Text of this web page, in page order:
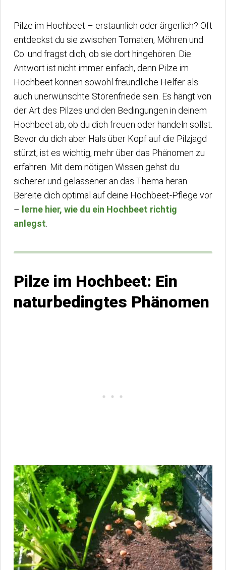
Pilze im Hochbeet – erstaunlich oder ärgerlich? Oft
entdeckst du sie zwischen Tomaten, Möhren und
Co. und fragst dich, ob sie dort hingehören. Die
Antwort ist nicht immer einfach, denn Pilze im
Hochbeet können sowohl freundliche Helfer als
auch unerwünschte Störenfriede sein. Es hängt von
der Art des Pilzes und den Bedingungen in deinem
Hochbeet ab, ob du dich freuen oder handeln sollst.
Bevor du dich aber Hals über Kopf auf die Pilzjagd
stürzt, ist es wichtig, mehr über das Phänomen zu
erfahren. Mit dem nötigen Wissen gehst du
sicherer und gelassener an das Thema heran.
Bereite dich optimal auf deine Hochbeet-Pflege vor
– lerne hier, wie du ein Hochbeet richtig
anlegst
Pilze im Hochbeet: Ein
naturbedingtes Phänomen